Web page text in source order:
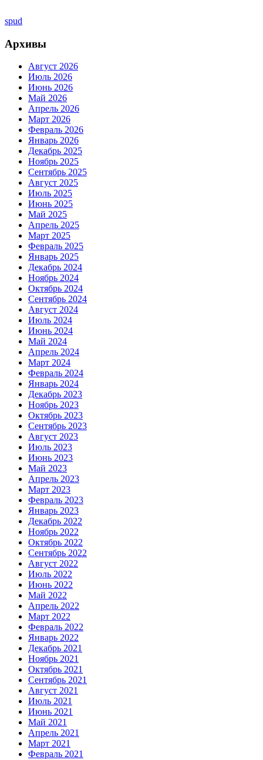
spud
Архивы
Август 2026
Июль 2026
Июнь 2026
Май 2026
Апрель 2026
Март 2026
Февраль 2026
Январь 2026
Декабрь 2025
Ноябрь 2025
Сентябрь 2025
Август 2025
Июль 2025
Июнь 2025
Май 2025
Апрель 2025
Март 2025
Февраль 2025
Январь 2025
Декабрь 2024
Ноябрь 2024
Октябрь 2024
Сентябрь 2024
Август 2024
Июль 2024
Июнь 2024
Май 2024
Апрель 2024
Март 2024
Февраль 2024
Январь 2024
Декабрь 2023
Ноябрь 2023
Октябрь 2023
Сентябрь 2023
Август 2023
Июль 2023
Июнь 2023
Май 2023
Апрель 2023
Март 2023
Февраль 2023
Январь 2023
Декабрь 2022
Ноябрь 2022
Октябрь 2022
Сентябрь 2022
Август 2022
Июль 2022
Июнь 2022
Май 2022
Апрель 2022
Март 2022
Февраль 2022
Январь 2022
Декабрь 2021
Ноябрь 2021
Октябрь 2021
Сентябрь 2021
Август 2021
Июль 2021
Июнь 2021
Май 2021
Апрель 2021
Март 2021
Февраль 2021